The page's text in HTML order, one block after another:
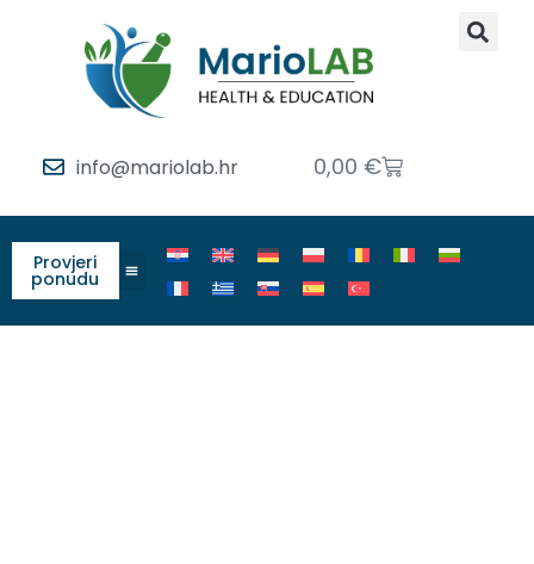
info@mariolab.hr 0,00 €
Provjeri
ponudu